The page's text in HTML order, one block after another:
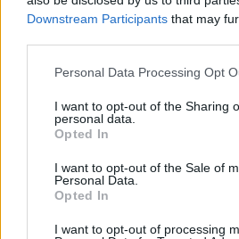
Downstream Participants that may
Please note that this website/app
not limited to your visit or usage
grant or deny consent to Google and
use your data for below specified
consent section.
Personal Data Processing Opt
I want to opt-out of the Sharing
personal data.
Opted In
I want to opt-out of the Sale of
Personal Data.
Opted In
I want to opt-out of processing
gan. Lợi ích của chúng có thể là
dưỡng quan trọng cho các tình
trọng. Nhận ra vai trò của
gan có thể dẫn đến các phương
phòng ngừa tốt hơn cho các
Nguồn axit amin
(BCAA)
Axit amin chuỗi nhánh (BCAA)